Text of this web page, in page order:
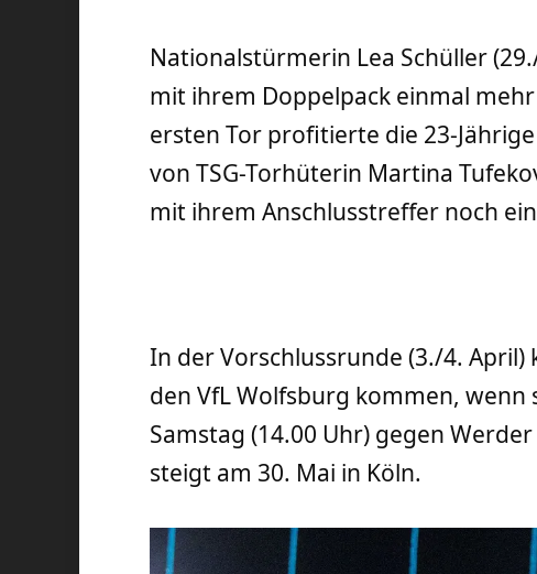
Nationalstürmerin Lea Schüller
mit ihrem Doppelpack einmal
ersten Tor profitierte die 23-
von TSG-Torhüterin Martina
mit ihrem Anschlusstreffer noch
In der Vorschlussrunde (3./4.
den VfL Wolfsburg kommen,
Samstag (14.00 Uhr) gegen
steigt am 30. Mai in Köln.